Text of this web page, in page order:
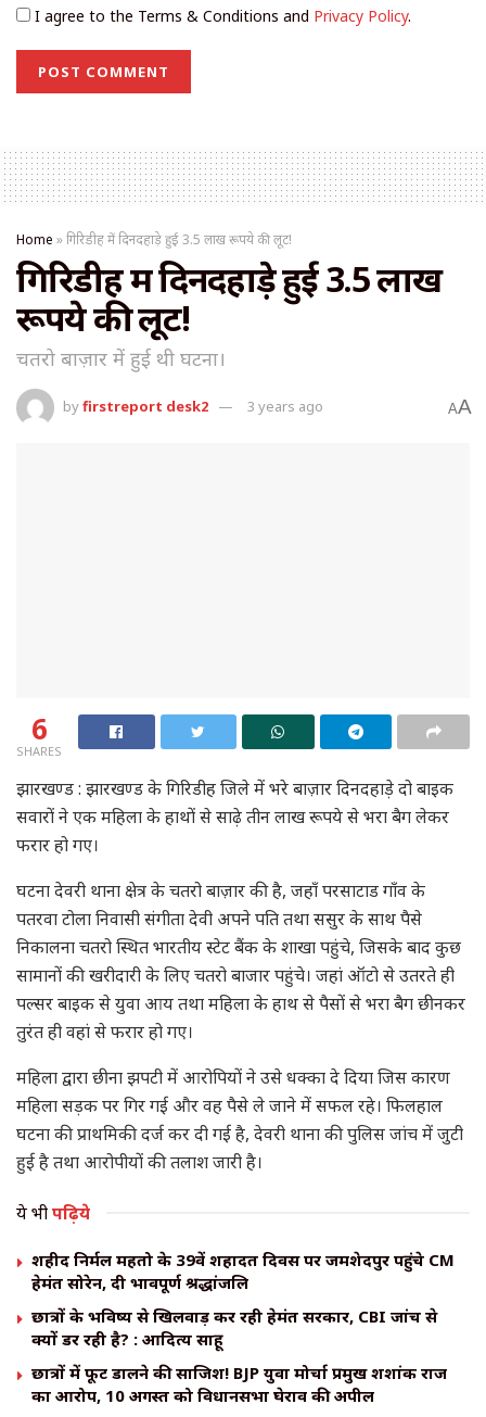
I agree to the Terms & Conditions and Privacy Policy.
Home »गिरिडीह में दिनदहाड़े हुई 3.5 लाख रूपये की लूट!
गिरिडीह में दिनदहाड़े हुई 3.5 लाख
रूपये की लूट!
चतरो बाज़ार में हुई थी घटना।
byfirstreport desk2 3 years ago AA
6
SHARES
झारखण्ड : झारखण्ड के गिरिडीह जिले में भरे बाज़ार दिनदहाड़े दो बाइक
सवारों ने एक महिला के हाथों से साढ़े तीन लाख रूपये से भरा बैग लेकर
फरार हो गए।
घटना देवरी थाना क्षेत्र के चतरो बाज़ार की है, जहाँ परसाटाड गाँव के
पतरवा टोला निवासी संगीता देवी अपने पति तथा ससुर के साथ पैसे
निकालना चतरो स्थित भारतीय स्टेट बैंक के शाखा पहुंचे, जिसके बाद कुछ
सामानों की खरीदारी के लिए चतरो बाजार पहुंचे। जहां ऑटो से उतरते ही
पल्सर बाइक से युवा आय तथा महिला के हाथ से पैसों से भरा बैग छीनकर
तुरंत ही वहां से फरार हो गए।
महिला द्वारा छीना झपटी में आरोपियों ने उसे धक्का दे दिया जिस कारण
महिला सड़क पर गिर गई और वह पैसे ले जाने में सफल रहे। फिलहाल
घटना की प्राथमिकी दर्ज कर दी गई है, देवरी थाना की पुलिस जांच में जुटी
हुई है तथा आरोपीयों की तलाश जारी है।
ये भीपढ़िये
शहीद निर्मल महतो के 39वें शहादत दिवस पर जमशेदपुर पहुंचे CM
हेमंत सोरेन, दी भावपूर्ण श्रद्धांजलि
छात्रों के भविष्य से खिलवाड़ कर रही हेमंत सरकार, CBI जांच से
क्यों डर रही है? : आदित्य साहू
छात्रों में फूट डालने की साजिश! BJP युवा मोर्चा प्रमुख शशांक राज
का आरोप, 10 अगस्त को विधानसभा घेराव की अपील